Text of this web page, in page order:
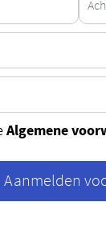
Algemene
Aanmelden